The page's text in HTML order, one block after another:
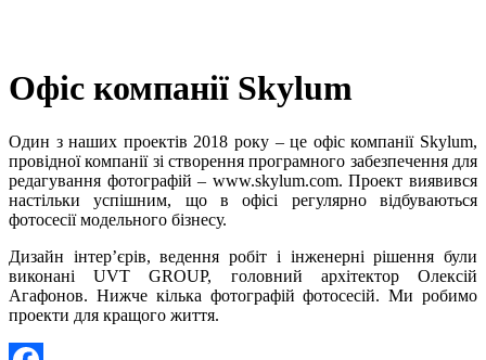
Офіс компанії Skylum
Один з наших проектів 2018 року – це офіс компанії Skylum,
провідної компанії зі створення програмного забезпечення для
редагування фотографій – www.skylum.com. Проект виявився
настільки успішним, що в офісі регулярно відбуваються
фотосесії модельного бізнесу.
Дизайн інтер’єрів, ведення робіт і інженерні рішення були
виконані UVT GROUP, головний архітектор Олексій
Агафонов. Нижче кілька фотографій фотосесій. Ми робимо
проекти для кращого життя.